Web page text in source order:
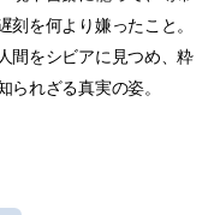
を何より嫌ったこと。
をシビアに見つめ、粋
れざる真実の姿。